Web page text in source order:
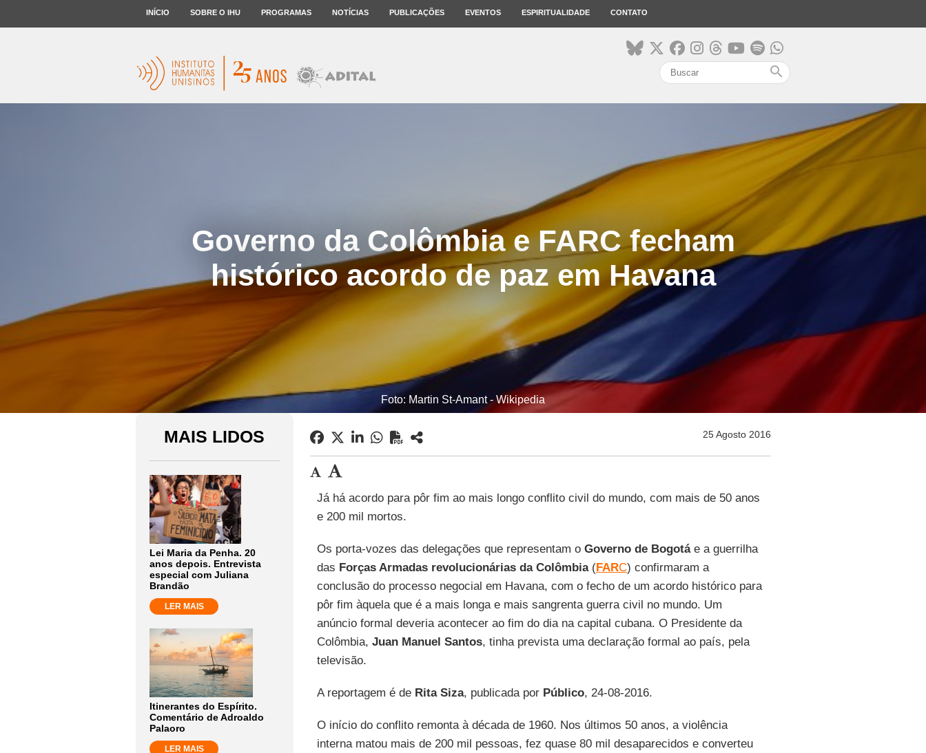
INÍCIO SOBRE O IHU PROGRAMAS NOTÍCIAS PUBLICAÇÕES EVENTOS ESPIRITUALIDADE CONTATO
search
Governo da Colômbia e FARC fecham
histórico acordo de paz em Havana
Foto: Martin St-Amant - Wikipedia
MAIS LIDOS
Lei Maria da Penha. 20
anos depois. Entrevista
especial com Juliana
Brandão
LER MAIS
Itinerantes do Espírito.
Comentário de Adroaldo
Palaoro
LER MAIS
25 Agosto 2016
Já há acordo para pôr fim ao mais longo conflito civil do mundo, com mais de 50 anos
e 200 mil mortos.
Os porta-vozes das delegações que representam o Governo de Bogotáe a guerrilha
das Forças Armadas revolucionárias da Colômbia(FARC) confirmaram a
conclusão do processo negocial em Havana, com o fecho de um acordo histórico para
pôr fim àquela que é a mais longa e mais sangrenta guerra civil no mundo. Um
anúncio formal deveria acontecer ao fim do dia na capital cubana. O Presidente da
Colômbia, Juan Manuel Santos, tinha prevista uma declaração formal ao país, pela
televisão.
A reportagem é de Rita Siza, publicada porPúblico, 24-08-2016.
O início do conflito remonta à década de 1960. Nos últimos 50 anos, a violência
interna matou mais de 200 mil pessoas, fez quase 80 mil desaparecidos e converteu